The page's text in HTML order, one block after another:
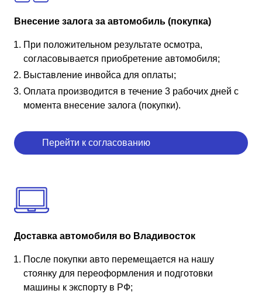
Внесение залога за автомобиль (покупка)
При положительном результате осмотра,
согласовывается приобретение автомобиля;
Выставление инвойса для оплаты;
Оплата производится в течение 3 рабочих дней с
момента внесение залога (покупки).
Перейти к согласованию
Доставка автомобиля во Владивосток
После покупки авто перемещается на нашу
стоянку для переоформления и подготовки
машины к экспорту в РФ;